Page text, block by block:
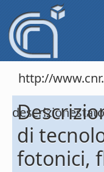
http://
di
fotonici,